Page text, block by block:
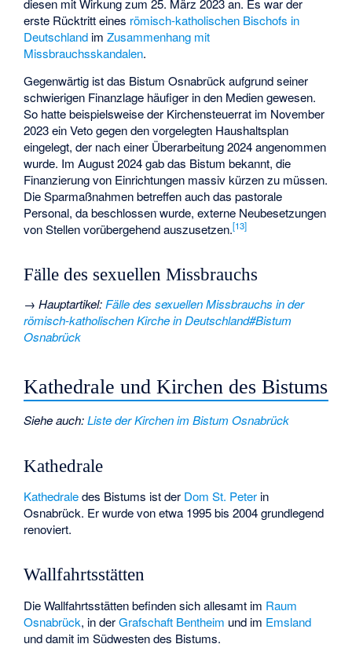
diesen mit Wirkung zum 25. März 2023 an. Es war der
erste Rücktritt eines römisch-katholischen Bischofs in
Deutschland imZusammenhang mit
Missbrauchsskandalen.
Gegenwärtig ist das Bistum Osnabrück aufgrund seiner
schwierigen Finanzlage häufiger in den Medien gewesen.
So hatte beispielsweise der Kirchensteuerrat im November
2023 ein Veto gegen den vorgelegten Haushaltsplan
eingelegt, der nach einer Überarbeitung 2024 angenommen
wurde. Im August 2024 gab das Bistum bekannt, die
Finanzierung von Einrichtungen massiv kürzen zu müssen.
Die Sparmaßnahmen betreffen auch das pastorale
Personal, da beschlossen wurde, externe Neubesetzungen
von Stellen vorübergehend auszusetzen.[13]
Fälle des sexuellen Missbrauchs
→Hauptartikel: Fälle des sexuellen Missbrauchs in der
römisch-katholischen Kirche in Deutschland#Bistum
Osnabrück
Kathedrale und Kirchen des Bistums
Siehe auch:Liste der Kirchen im Bistum Osnabrück
Kathedrale
Kathedraledes Bistums ist der Dom St. Peter in
Osnabrück. Er wurde von etwa 1995 bis 2004 grundlegend
renoviert.
Wallfahrtsstätten
Die Wallfahrtsstätten befinden sich allesamt im Raum
Osnabrück, in derGrafschaft Bentheim und im Emsland
und damit im Südwesten des Bistums.